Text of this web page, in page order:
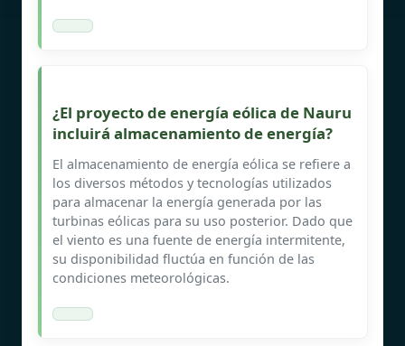
¿El proyecto de energía eólica de Nauru
incluirá almacenamiento de energía?
El almacenamiento de energía eólica se refiere a
los diversos métodos y tecnologías utilizados
para almacenar la energía generada por las
turbinas eólicas para su uso posterior. Dado que
el viento es una fuente de energía intermitente,
su disponibilidad fluctúa en función de las
condiciones meteorológicas.